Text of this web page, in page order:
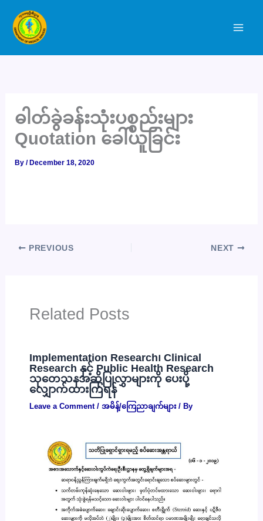
content
ဓါတ်ခွဲခန်းသုံးပစ္စည်းများ
Quotation ခေါ်ယူခြင်း
By/ December 18, 2020
PREVIOUS NEXT
Related Posts
Implementation Research၊ Clinical
Research နှင့် Public Health Research
သုတေသနအဆိုပြုလွှာများကို ပေးပို့
လျှောက်ထားကြရန်
Leave a Comment / အမိန့်/ကြေညာချက်များ/ By